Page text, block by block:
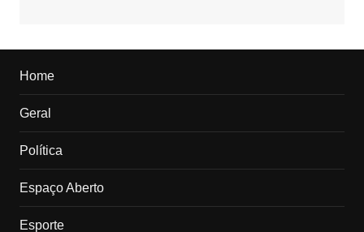
Home
Geral
Política
Espaço Aberto
Esporte